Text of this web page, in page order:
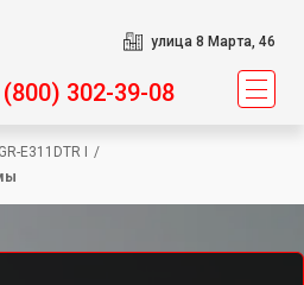
улица 8 Марта, 46
(800) 302-39-08
GR-E311DTR I
/